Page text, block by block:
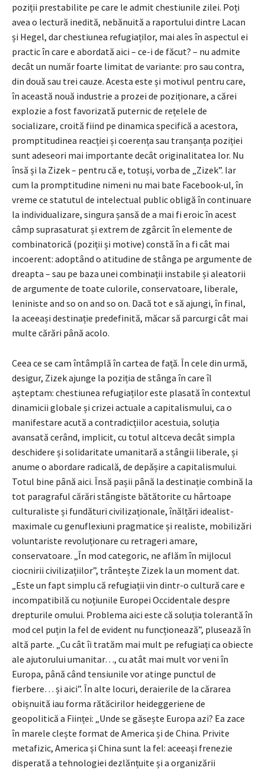
poziții prestabilite pe care le admit chestiunile zilei. Poți
avea o lectură inedită, nebănuită a raportului dintre Lacan
și Hegel, dar chestiunea refugiaților, mai ales în aspectul ei
practic în care e abordată aici – ce-i de făcut? – nu admite
decât un număr foarte limitat de variante: pro sau contra,
din două sau trei cauze. Acesta este și motivul pentru care,
în această nouă industrie a prozei de poziționare, a cărei
explozie a fost favorizată puternic de rețelele de
socializare, croită fiind pe dinamica specifică a acestora,
promptitudinea reacției și coerența sau tranșanța poziției
sunt adeseori mai importante decât originalitatea lor. Nu
însă și la Zizek – pentru că e, totuși, vorba de „Zizek”. Iar
cum la promptitudine nimeni nu mai bate Facebook-ul, în
vreme ce statutul de intelectual public obligă în continuare
la individualizare, singura șansă de a mai fi eroic în acest
câmp suprasaturat și extrem de zgârcit în elemente de
combinatorică (poziții și motive) constă în a fi cât mai
incoerent: adoptând o atitudine de stânga pe argumente de
dreapta – sau pe baza unei combinații instabile și aleatorii
de argumente de toate culorile, conservatoare, liberale,
leniniste and so on and so on. Dacă tot e să ajungi, în final,
la aceeași destinație predefinită, măcar să parcurgi cât mai
multe cărări până acolo.
Ceea ce se cam întâmplă în cartea de față. În cele din urmă,
desigur, Zizek ajunge la poziția de stânga în care îl
așteptam: chestiunea refugiaților este plasată în contextul
dinamicii globale și crizei actuale a capitalismului, ca o
manifestare acută a contradicțiilor acestuia, soluția
avansată cerând, implicit, cu totul altceva decât simpla
deschidere și solidaritate umanitară a stângii liberale, și
anume o abordare radicală, de depășire a capitalismului.
Totul bine până aici. Însă pașii până la destinație combină la
tot paragraful cărări stângiste bătătorite cu hârtoape
culturaliste și fundături civilizaționale, înălțări idealist-
maximale cu genuflexiuni pragmatice și realiste, mobilizări
voluntariste revoluționare cu retrageri amare,
conservatoare. „În mod categoric, ne aflăm în mijlocul
ciocnirii civilizațiilor”, trântește Zizek la un moment dat.
„Este un fapt simplu că refugiații vin dintr-o cultură care e
incompatibilă cu noțiunile Europei Occidentale despre
drepturile omului. Problema aici este că soluția tolerantă în
mod cel puțin la fel de evident nu funcționează”, plusează în
altă parte. „Cu cât îi tratăm mai mult pe refugiați ca obiecte
ale ajutorului umanitar…, cu atât mai mult vor veni în
Europa, până când tensiunile vor atinge punctul de
fierbere… și aici”. În alte locuri, deraierile de la cărarea
obișnuită iau forma rătăcirilor heideggeriene de
geopolitică a Ființei: „Unde se găsește Europa azi? Ea zace
în marele clește format de America și de China. Privite
metafizic, America și China sunt la fel: aceeași frenezie
disperată a tehnologiei dezlănțuite și a organizării